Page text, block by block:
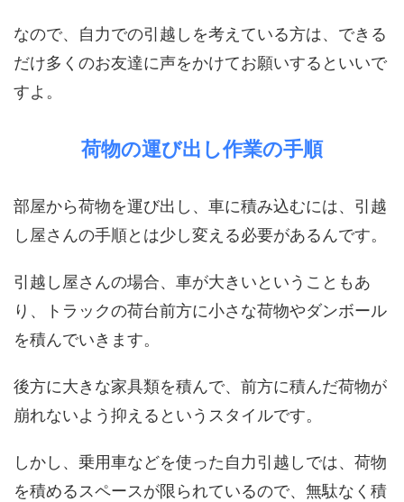
なので、自力での引越しを考えている方は、できる
だけ多くのお友達に声をかけてお願いするといいで
すよ。
荷物の運び出し作業の手順
部屋から荷物を運び出し、車に積み込むには、引越
し屋さんの手順とは少し変える必要があるんです。
引越し屋さんの場合、車が大きいということもあ
り、トラックの荷台前方に小さな荷物やダンボール
を積んでいきます。
後方に大きな家具類を積んで、前方に積んだ荷物が
崩れないよう抑えるというスタイルです。
しかし、乗用車などを使った自力引越しでは、荷物
を積めるスペースが限られているので、無駄なく積